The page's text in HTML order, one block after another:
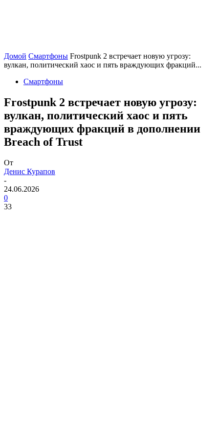
Домой Смартфоны Frostpunk 2 встречает новую угрозу:
вулкан, политический хаос и пять враждующих фракций...
Смартфоны
Frostpunk 2 встречает новую угрозу:
вулкан, политический хаос и пять
враждующих фракций в дополнении
Breach of Trust
От
Денис Курапов
-
24.06.2026
0
33